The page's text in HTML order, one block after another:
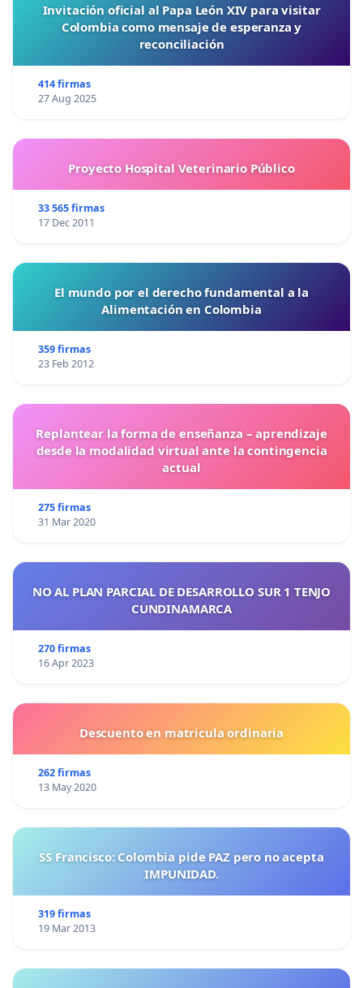
Invitación oficial al Papa León XIV para visitar
Colombia como mensaje de esperanza y
reconciliación
414 firmas
27 Aug 2025
Proyecto Hospital Veterinario Público
33 565 firmas
17 Dec 2011
El mundo por el derecho fundamental a la
Alimentación en Colombia
359 firmas
23 Feb 2012
Replantear la forma de enseñanza – aprendizaje
desde la modalidad virtual ante la contingencia
actual
275 firmas
31 Mar 2020
NO AL PLAN PARCIAL DE DESARROLLO SUR 1 TENJO
CUNDINAMARCA
270 firmas
16 Apr 2023
Descuento en matricula ordinaria
262 firmas
13 May 2020
SS Francisco: Colombia pide PAZ pero no acepta
IMPUNIDAD.
319 firmas
19 Mar 2013